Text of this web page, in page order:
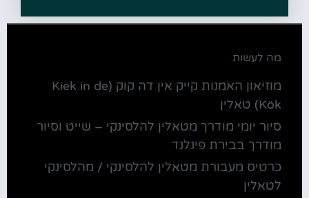
מה לעשות
מוזיאון האמנות קייק אין דה קוק (Kiek in de
Kök) טאלין
סיור יומי מודרך מטאלין להלסינקי – שייט וסיור
מודרך בבירת פינלנד
כרטיס מעבורת מטאלין להלסינקי / מהלסינקי
לטאלין